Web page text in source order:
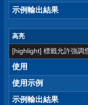
示例輸出結果
高亮
[highlight] 標籤允許強調
使用
使用示例
示例輸出結果